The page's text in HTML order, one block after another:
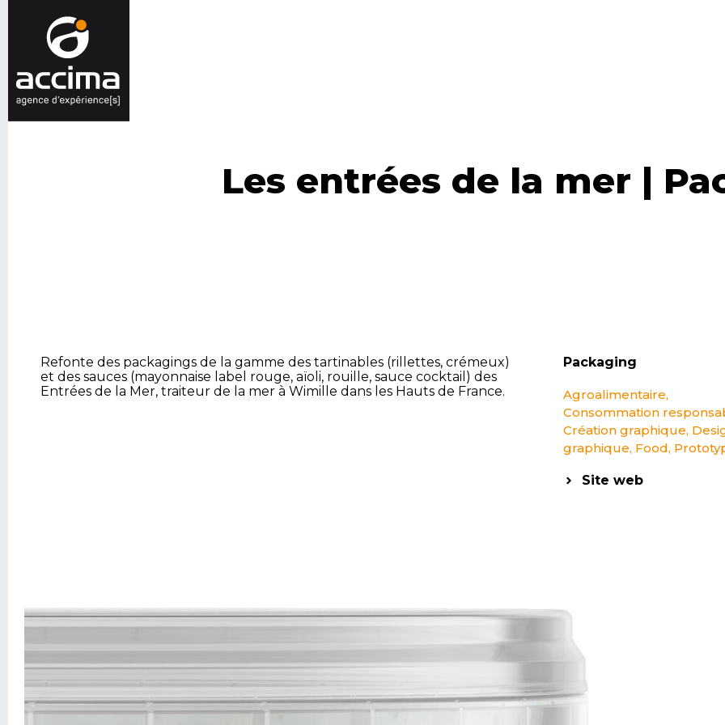
Les entrées de la mer |
Refonte des packagings de la gamme des tartinables (rillettes, crémeux)
et des sauces (mayonnaise label rouge, aïoli, rouille, sauce cocktail) des
Entrées de la Mer, traiteur de la mer à Wimille dans les Hauts de France.
Packaging
Agroalimentaire,
Consommation
Création graphique,
graphique, Food,
Site web